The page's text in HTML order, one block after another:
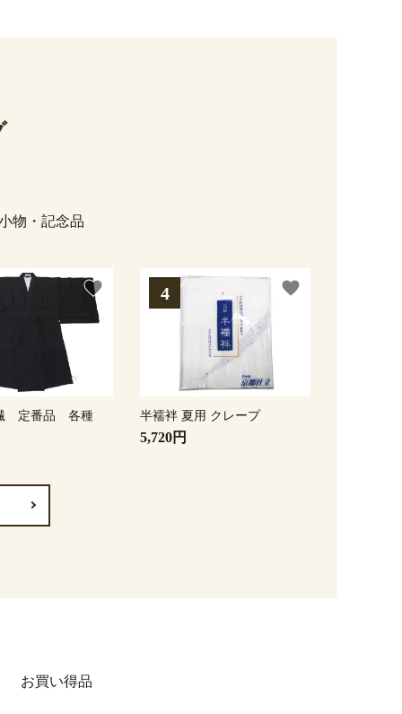
物・記念品
定番品 各種
favorite
半襦袢 夏用 クレープ
5,720円
favorite
お買い得品